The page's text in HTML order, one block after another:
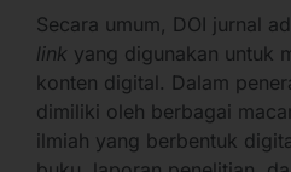
Secara umum, DOI jurnal
link yang digunakan untuk
konten digital. Dalam
dimiliki oleh berbagai
ilmiah yang berbentuk